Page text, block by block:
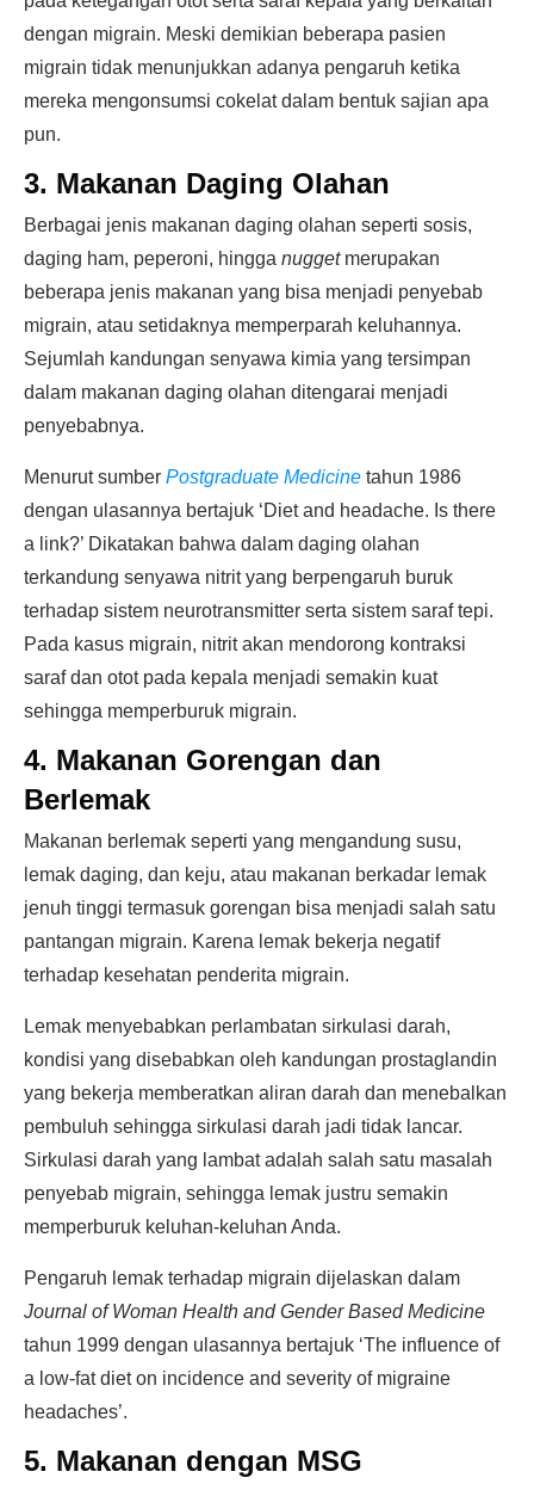
dengan migrain. Meski demikian beberapa pasien
migrain tidak menunjukkan adanya pengaruh ketika
mereka mengonsumsi cokelat dalam bentuk sajian apa
pun.
3. Makanan Daging Olahan
Berbagai jenis makanan daging olahan seperti sosis,
daging ham, peperoni, hingga nugget merupakan
beberapa jenis makanan yang bisa menjadi penyebab
migrain, atau setidaknya memperparah keluhannya.
Sejumlah kandungan senyawa kimia yang tersimpan
dalam makanan daging olahan ditengarai menjadi
penyebabnya.
Menurut sumber Postgraduate Medicine tahun 1986
dengan ulasannya bertajuk ‘Diet and headache. Is there
a link?’ Dikatakan bahwa dalam daging olahan
terkandung senyawa nitrit yang berpengaruh buruk
terhadap sistem neurotransmitter serta sistem saraf tepi.
Pada kasus migrain, nitrit akan mendorong kontraksi
saraf dan otot pada kepala menjadi semakin kuat
sehingga memperburuk migrain.
4. Makanan Gorengan dan
Berlemak
Makanan berlemak seperti yang mengandung susu,
lemak daging, dan keju, atau makanan berkadar lemak
jenuh tinggi termasuk gorengan bisa menjadi salah satu
pantangan migrain. Karena lemak bekerja negatif
terhadap kesehatan penderita migrain.
Lemak menyebabkan perlambatan sirkulasi darah,
kondisi yang disebabkan oleh kandungan prostaglandin
yang bekerja memberatkan aliran darah dan menebalkan
pembuluh sehingga sirkulasi darah jadi tidak lancar.
Sirkulasi darah yang lambat adalah salah satu masalah
penyebab migrain, sehingga lemak justru semakin
memperburuk keluhan-keluhan Anda.
Pengaruh lemak terhadap migrain dijelaskan dalam
Journal of Woman Health and Gender Based Medicine
tahun 1999 dengan ulasannya bertajuk ‘The influence of
a low-fat diet on incidence and severity of migraine
headaches’.
5. Makanan dengan MSG